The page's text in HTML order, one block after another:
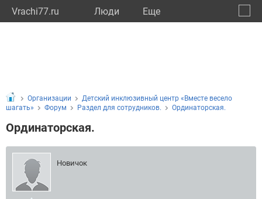
Vrachi77.ru Люди Eще
Организации
Детский инклюзивный центр «Вместе весело
шагать»
Форум Раздел для сотрудников. Ординаторская.
Ординаторская.
Новичок